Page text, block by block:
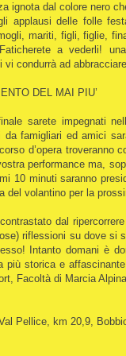
ignota dal colore nero
applausi delle folle
mariti, figli, figlie,
a vederli!
vi condurrà ad
DEL MAI PIU’
sarete impegnati
famigliari ed amici
d’opera troveranno
performance ma,
10 minuti saranno
del volantino per la
dal
riflessioni su dove si
Intanto domani è
storica e
Facoltà di Marcia
Pellice, km 20,9,